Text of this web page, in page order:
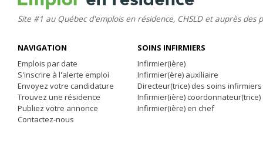
Site #1 au Québec d'emplois en résidence, CHSLD et auprès des
NAVIGATION
Emplois par date
S'inscrire à l'alerte emploi
Envoyez votre candidature
Trouvez une résidence
Publiez votre annonce
Contactez-nous
SOINS INFIRMIERS
Infirmier(ière)
Infirmier(ère) auxiliaire
Directeur(trice) des soins infirmiers
Infirmier(ière) coordonnateur(trice)
Infirmier(ière) en chef